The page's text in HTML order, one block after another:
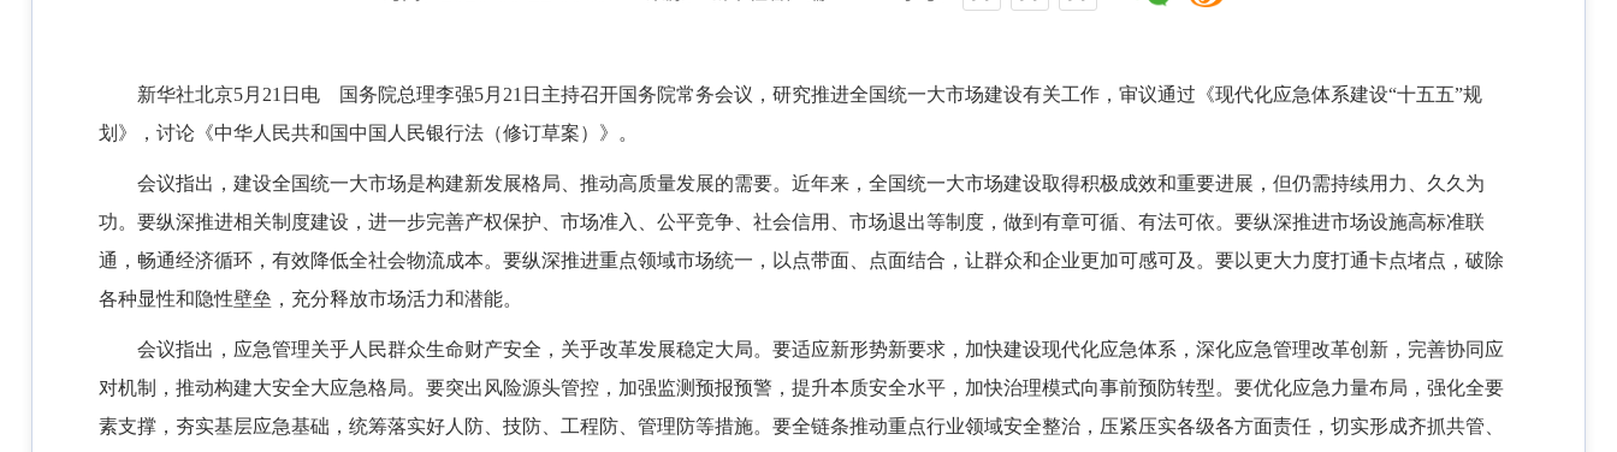
新华社北京5月21日电 国务院总理李强5月21日主持召开国务院常务会议，研究推进全国统一大市场建设有关工作，审议通过《现代化应急体系建设“十五五”规
划》，讨论《中华人民共和国中国人民银行法（修订草案）》。
会议指出，建设全国统一大市场是构建新发展格局、推动高质量发展的需要。近年来，全国统一大市场建设取得积极成效和重要进展，但仍需持续用力、久久为
功。要纵深推进相关制度建设，进一步完善产权保护、市场准入、公平竞争、社会信用、市场退出等制度，做到有章可循、有法可依。要纵深推进市场设施高标准联
通，畅通经济循环，有效降低全社会物流成本。要纵深推进重点领域市场统一，以点带面、点面结合，让群众和企业更加可感可及。要以更大力度打通卡点堵点，破除
各种显性和隐性壁垒，充分释放市场活力和潜能。
会议指出，应急管理关乎人民群众生命财产安全，关乎改革发展稳定大局。要适应新形势新要求，加快建设现代化应急体系，深化应急管理改革创新，完善协同应
对机制，推动构建大安全大应急格局。要突出风险源头管控，加强监测预报预警，提升本质安全水平，加快治理模式向事前预防转型。要优化应急力量布局，强化全要
素支撑，夯实基层应急基础，统筹落实好人防、技防、工程防、管理防等措施。要全链条推动重点行业领域安全整治，压紧压实各级各方面责任，切实形成齐抓共管、